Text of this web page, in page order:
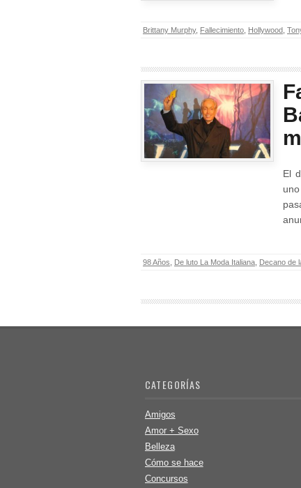
Brittany Murphy, Fallecimiento Hollywood
El
98 Años De luto La Moda Italiana Decano de
CATEGORÍAS
Amigos
Amor + Sexo
Belleza
Cómo se hace
Concursos